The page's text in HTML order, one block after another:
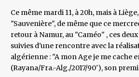
Ce même mardi 11, à 20h, mais à
"Sauvenière", de même que ce
retour à Namur, au "Caméo" , ces
suivies d'une rencontre avec la
algérienne : "A mon Age je me cache
(Rayana/Fra.-Alg./2017/90'), son